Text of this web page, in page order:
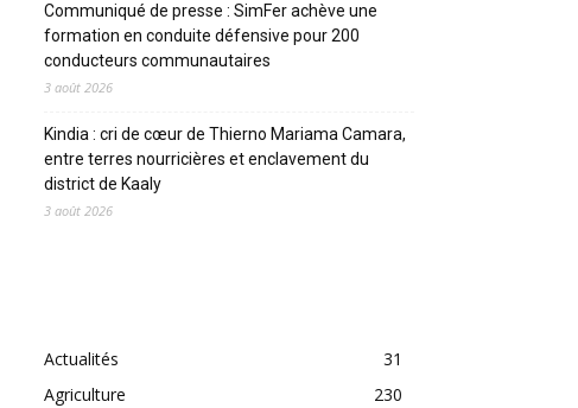
Communiqué de presse : SimFer achève une
formation en conduite défensive pour 200
conducteurs communautaires
3 août 2026
Kindia : cri de cœur de Thierno Mariama Camara,
entre terres nourricières et enclavement du
district de Kaaly
3 août 2026
Actualités
31
Agriculture
230